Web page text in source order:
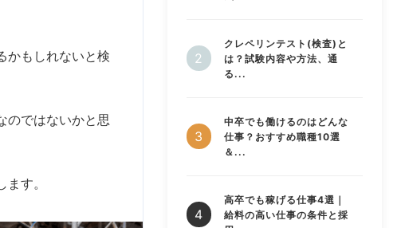
かもしれないと検
のではないかと思
す。
クレペリンテスト(検査)と
は？試験内容や方法、通
る...
中卒でも働けるのはどんな
仕事？おすすめ職種10選
＆...
高卒でも稼げる仕事4選｜
給料の高い仕事の条件と採